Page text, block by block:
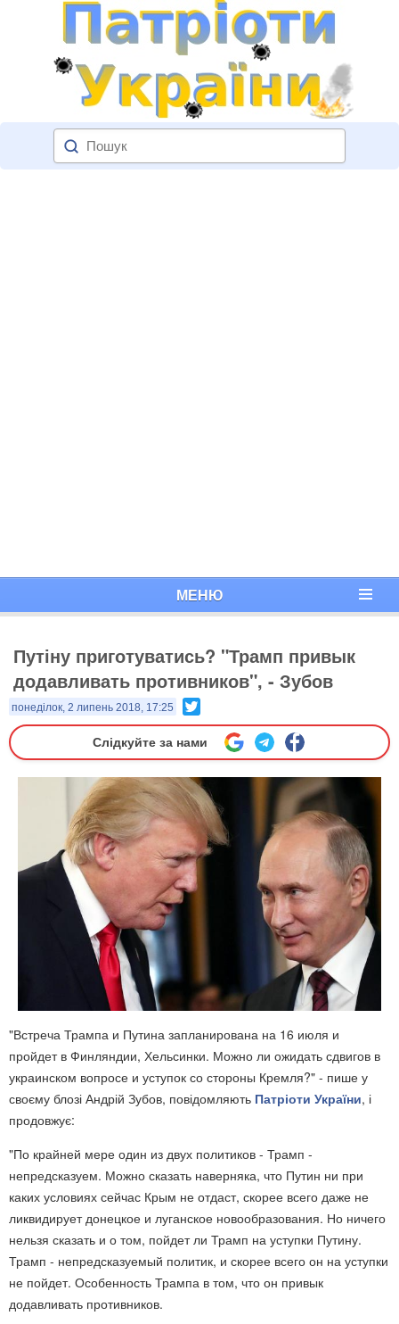
МЕНЮ
Путіну приготуватись? "Трамп привык
додавливать противников", - Зубов
понеділок, 2 липень 2018, 17:25
Слідкуйте за нами
"Встреча Трампа и Путина запланирована на 16 июля и
пройдет в Финляндии, Хельсинки. Можно ли ожидать сдвигов в
украинском вопросе и уступок со стороны Кремля?" - пише у
своєму блозі Андрій Зубов, повідомляють Патріоти України, і
продовжує:
"По крайней мере один из двух политиков - Трамп -
непредсказуем. Можно сказать наверняка, что Путин ни при
каких условиях сейчас Крым не отдаст, скорее всего даже не
ликвидирует донецкое и луганское новообразования. Но ничего
нельзя сказать и о том, пойдет ли Трамп на уступки Путину.
Трамп - непредсказуемый политик, и скорее всего он на уступки
не пойдет. Особенность Трампа в том, что он привык
додавливать противников.